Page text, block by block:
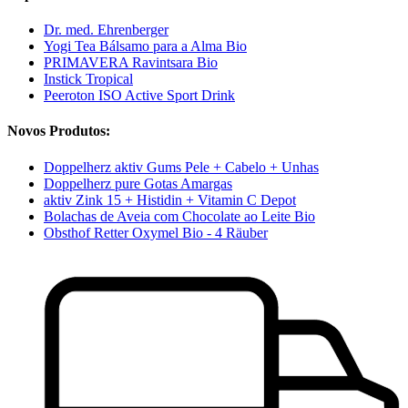
Dr. med. Ehrenberger
Yogi Tea Bálsamo para a Alma Bio
PRIMAVERA Ravintsara Bio
Instick Tropical
Peeroton ISO Active Sport Drink
Novos Produtos:
Doppelherz aktiv Gums Pele + Cabelo + Unhas
Doppelherz pure Gotas Amargas
aktiv Zink 15 + Histidin + Vitamin C Depot
Bolachas de Aveia com Chocolate ao Leite Bio
Obsthof Retter Oxymel Bio - 4 Räuber